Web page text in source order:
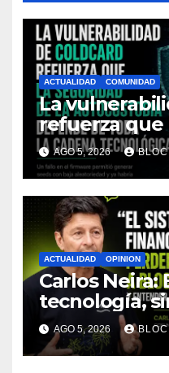
ACTUALIDAD COMUNIDAD
La
refuerza que
la
toda la
afirma
AGO 5, 2026
ACTUALIDAD OPINION
Carlos Neira:
tecnología,
entenderla
AGO 5, 2026